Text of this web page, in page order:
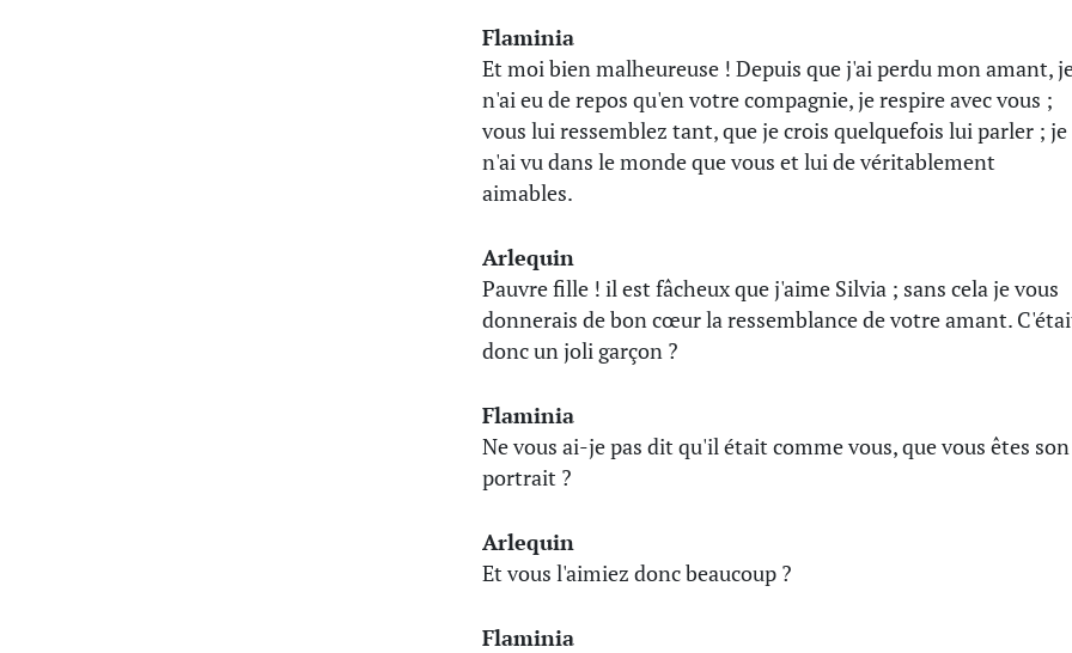
Flaminia
Et moi bien malheureuse ! Depuis que j'ai perdu mon amant,
n'ai eu de repos qu'en votre compagnie, je respire avec vous ;
vous lui ressemblez tant, que je crois quelquefois lui parler ; je
n'ai vu dans le monde que vous et lui de véritablement
aimables.
Arlequin
Pauvre fille ! il est fâcheux que j'aime Silvia ; sans cela je vous
donnerais de bon cœur la ressemblance de votre amant.
donc un joli garçon ?
Flaminia
Ne vous ai-je pas dit qu'il était comme vous, que vous êtes son
portrait ?
Arlequin
Et vous l'aimiez donc beaucoup ?
Flaminia